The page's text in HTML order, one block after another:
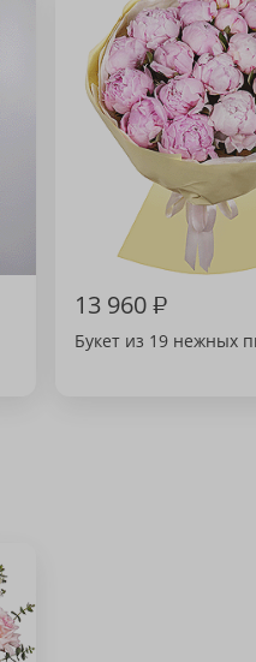
13 960₽
Букет из 19 нежных